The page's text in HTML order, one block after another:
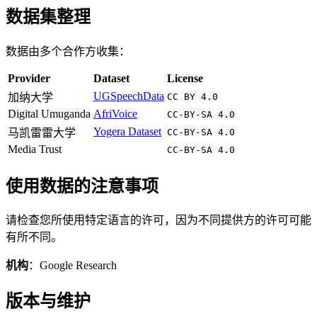
数据集整理
数据由多个合作方收集：
Provider Dataset
License
加纳大学
UGSpeechData CC BY 4.0
Digital Umuganda AfriVoice CC-BY-SA 4.0
马凯雷雷大学 Yogera Dataset CC-BY-SA 4.0
Media Trust CC-BY-SA 4.0
使用数据的注意事项
请检查您所使用特定语言的许可，因为不同提供方的许可可能
有所不同。
机构：Google Research
版本与维护